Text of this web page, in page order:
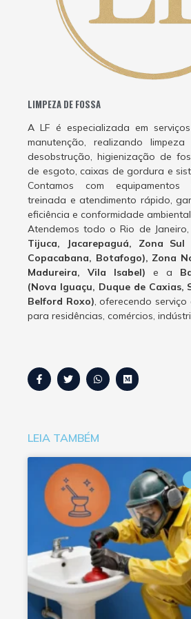
LIMPEZA DE FOSSA
A LF é especializada em
manutenção, realizando
desobstrução, higienização de
de esgoto, caixas de gordura e
Contamos com equipamentos
treinada e atendimento rápido,
eficiência e conformidade
Atendemos todo o Rio de Janeiro,
Tijuca, Jacarepaguá, Zona Sul
Copacabana, Botafogo), Zona
Madureira, Vila Isabel) e a
(Nova Iguaçu, Duque de Caxias,
Belford Roxo), oferecendo
para residências, comércios,
LEIA TAMBÉM